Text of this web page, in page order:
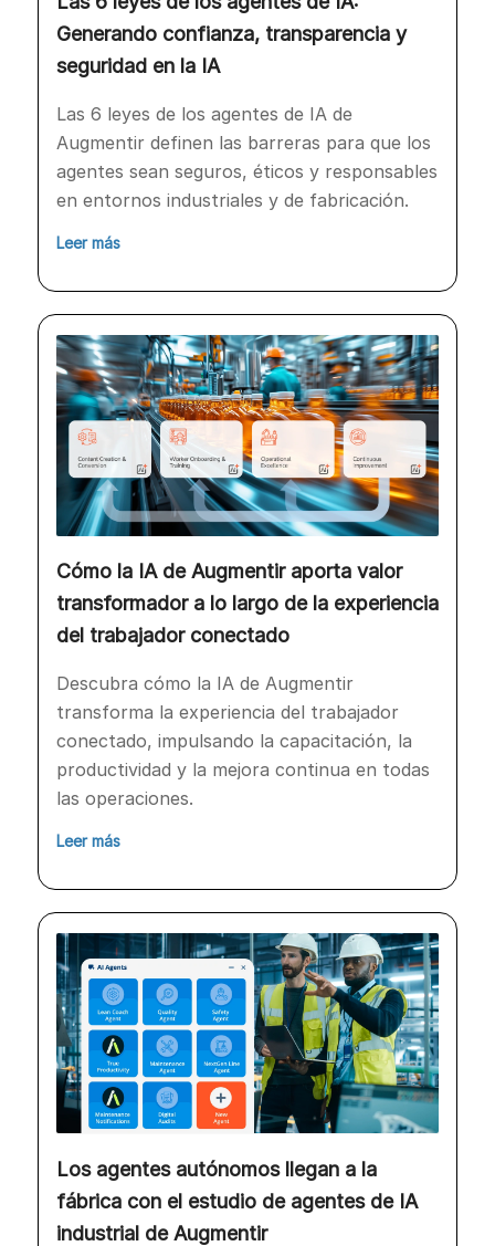
Generando confianza, transparencia y
seguridad en la IA
Las 6 leyes de los agentes de IA de
Augmentir definen las barreras para que los
agentes sean seguros, éticos y responsables
en entornos industriales y de fabricación.
Leer más
Cómo la IA de Augmentir aporta valor
transformador a lo largo de la experiencia
del trabajador conectado
Descubra cómo la IA de Augmentir
transforma la experiencia del trabajador
conectado, impulsando la capacitación, la
productividad y la mejora continua en todas
las operaciones.
Leer más
Los agentes autónomos llegan a la
fábrica con el estudio de agentes de IA
industrial de Augmentir